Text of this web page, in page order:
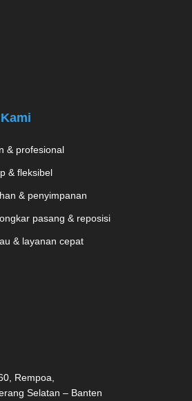
& profesional
& fleksibel
& penyimpanan
pasang & reposisi
& layanan cepat
Rempoa,
Selatan – Banten